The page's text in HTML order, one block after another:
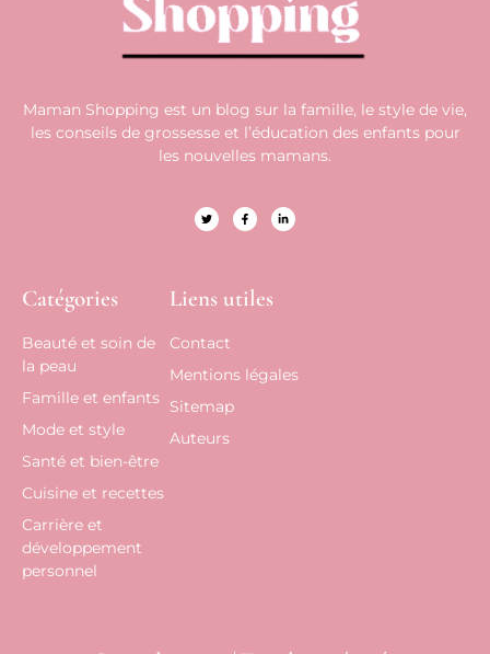
Maman Shopping est un blog sur la famille, le style de vie,
les conseils de grossesse et l’éducation des enfants pour
les nouvelles mamans.
Catégories
Beauté et soin de
la peau
Famille et enfants
Mode et style
Santé et bien-être
Cuisine et recettes
Carrière et
développement
personnel
Liens utiles
Contact
Mentions légales
Sitemap
Auteurs